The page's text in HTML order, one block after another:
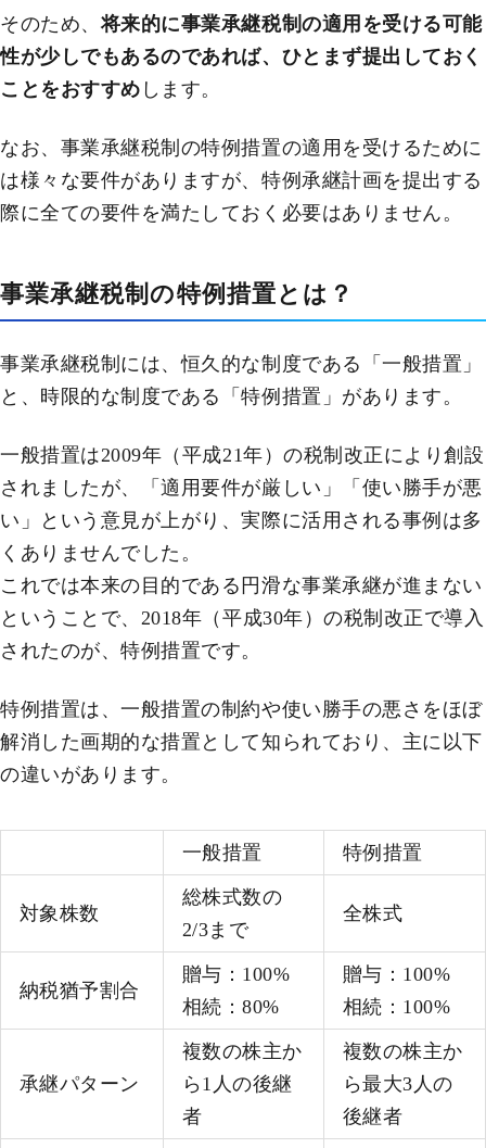
そのため、 将来的に事業承継税制の適用を受ける可能
性が少しでもあるのであれば、ひとまず提出しておく
ことをおすすめ します。
なお、事業承継税制の特例措置の適用を受けるために
は様々な要件がありますが、特例承継計画を提出する
際に全ての要件を満たしておく必要はありません。
事業承継税制の特例措置とは？
事業承継税制には、恒久的な制度である「一般措置」
と、時限的な制度である「特例措置」があります。
一般措置は2009年（平成21年）の税制改正により創設
されましたが、「適用要件が厳しい」「使い勝手が悪
い」という意見が上がり、実際に活用される事例は多
くありませんでした。
これでは本来の目的である円滑な事業承継が進まない
ということで、2018年（平成30年）の税制改正で導入
されたのが、特例措置です。
特例措置は、一般措置の制約や使い勝手の悪さをほぼ
解消した画期的な措置として知られており、主に以下
の違いがあります。
一般措置 特例措置
対象株数
総株式数の
2/3まで
全株式
納税猶予割合
贈与：100%
相続：80%
贈与：100%
相続：100%
承継パターン
複数の株主か
ら1人の後継
者
複数の株主か
ら最大3人の
後継者